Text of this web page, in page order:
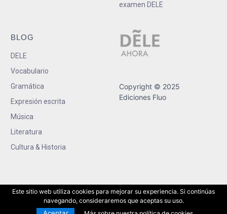
examen DELE
BLOG
DELE
Vocabulario
Gramática
Expresión escrita
Música
Literatura
Cultura & Historia
Copyright © 2025
Ediciones Fluo
Este sitio web utiliza cookies para mejorar su experiencia. Si continúas
navegando, consideraremos que aceptas su uso.